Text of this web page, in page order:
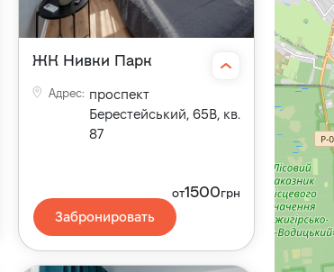
ЖК Нивки Парк
Адрес: проспект
Берестейський, 65В, кв.
87
от1500грн
Забронировать